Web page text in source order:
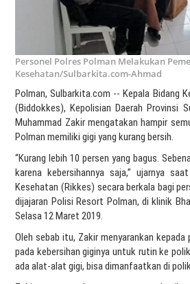
Personel Polres Polman Melakukan
Kesehatan/Sulbarkita.com-Ahmad
Polman, Sulbarkita.com -- Kepala Bidang
(Biddokkes), Kepolisian Daerah Provinsi
Muhammad Zakir mengatakan hampir
Polman memiliki gigi yang kurang bersih.
“Kurang lebih 10 persen yang bagus.
karena kebersihannya saja,” ujarnya
Kesehatan (Rikkes) secara berkala bagi
dijajaran Polisi Resort Polman, di klinik
Selasa 12 Maret 2019.
Oleh sebab itu, Zakir menyarankan kepada
pada kebersihan giginya untuk rutin ke
ada alat-alat gigi, bisa dimanfaatkan di